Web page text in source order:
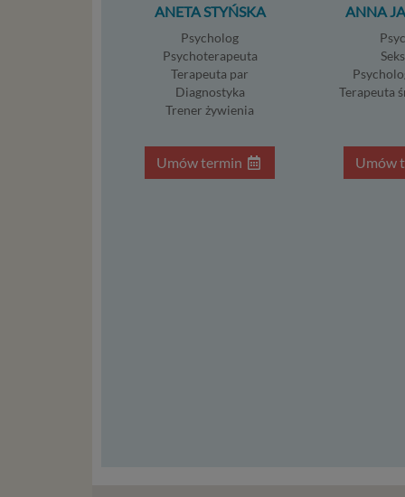
ANETA STYŃSKA
Psycholog
Psychoterapeuta
Terapeuta par
Diagnostyka
Trener żywienia
Umów termin
ANNA
Terapeuta
Umów
to
w